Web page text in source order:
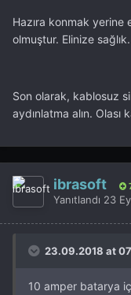
Hazıra konmak yerine
olmuştur. Elinize sağlık.
Son olarak, kablosuz
aydınlatma alın.
ibrasoft
Yanıtlandı 23
23.09.2018 at
10 amper batarya